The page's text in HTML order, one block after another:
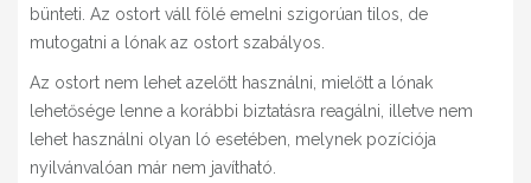
bünteti. Az ostort váll fölé emelni szigorúan tilos, de
mutogatni a lónak az ostort szabályos.
Az ostort nem lehet azelőtt használni, mielőtt a lónak
lehetősége lenne a korábbi biztatásra reagálni, illetve nem
lehet használni olyan ló esetében, melynek pozíciója
nyilvánvalóan már nem javítható.